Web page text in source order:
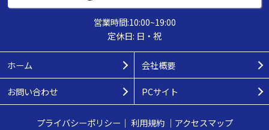
営業時間:10:00~19:00
定休日: 日・祝
ホーム 会社概要
お問い合わせ PCサイト
プライバシーポリシー ｜ 利用規約｜ アクセスマップ